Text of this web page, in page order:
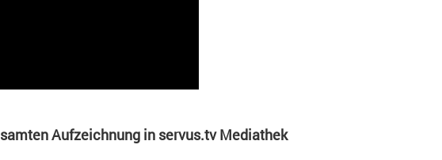
Aufzeichnung in servus.tv Mediathek